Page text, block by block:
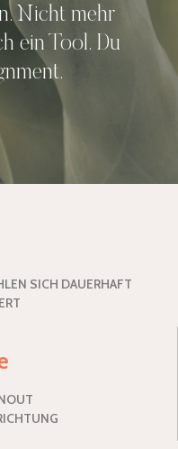
Nicht mehr
ein Tool. Du
SICH DAUERHAFT